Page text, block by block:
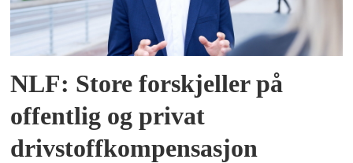
NLF: Store forskjeller på
offentlig og privat
drivstoffkompensasjon